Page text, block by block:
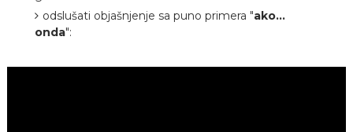
odslušati objašnjenje sa puno primera "ako...
onda":